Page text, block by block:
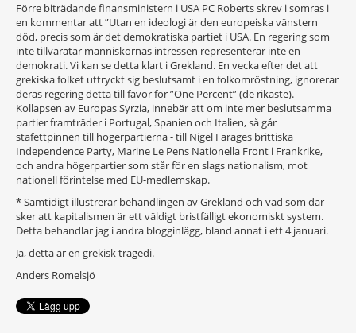
Förre biträdande finansministern i USA PC Roberts skrev i somras i
en kommentar att ”Utan en ideologi är den europeiska vänstern
död, precis som är det demokratiska partiet i USA. En regering som
inte tillvaratar människornas intressen representerar inte en
demokrati. Vi kan se detta klart i Grekland. En vecka efter det att
grekiska folket uttryckt sig beslutsamt i en folkomröstning, ignorerar
deras regering detta till favör för ”One Percent” (de rikaste).
Kollapsen av Europas Syrzia, innebär att om inte mer beslutsamma
partier framträder i Portugal, Spanien och Italien, så går
stafettpinnen till högerpartierna - till Nigel Farages brittiska
Independence Party, Marine Le Pens Nationella Front i Frankrike,
och andra högerpartier som står för en slags nationalism, mot
nationell förintelse med EU-medlemskap.
* Samtidigt illustrerar behandlingen av Grekland och vad som där
sker att kapitalismen är ett väldigt bristfälligt ekonomiskt system.
Detta behandlar jag i andra blogginlägg, bland annat i ett 4 januari.
Ja, detta är en grekisk tragedi.
Anders Romelsjö